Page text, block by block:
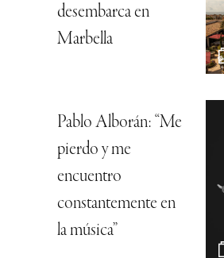
desembarca en
Marbella
Pablo Alborán: “Me
pierdo y me
encuentro
constantemente en
la música”